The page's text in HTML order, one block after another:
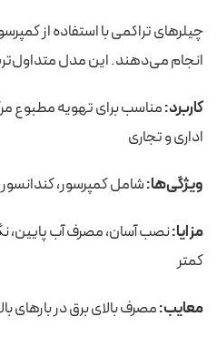
چیلرهای تراکمی با استفاده از
انجام می‌دهند. این مدل
کاربرد:مناسب برای تهویه مطبوع
اداری و تجاری
ویژگی‌ها:شامل کمپرسور،
مزایا:نصب آسان، مصرف آب پایین،
کمتر
معایب:مصرف بالای برق در بارهای